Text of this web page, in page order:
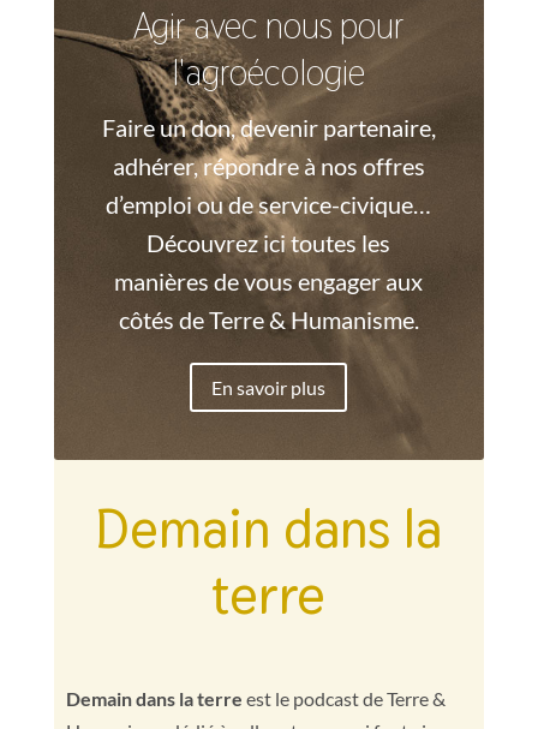
Agir avec nous pour
l'agroécologie
Faire un don, devenir partenaire,
adhérer, répondre à nos offres
d’emploi ou de service-civique…
Découvrez ici toutes les
manières de vous engager aux
côtés de Terre & Humanisme.
En savoir plus
Demain dans la
terre
Demain dans la terre est le podcast de Terre &